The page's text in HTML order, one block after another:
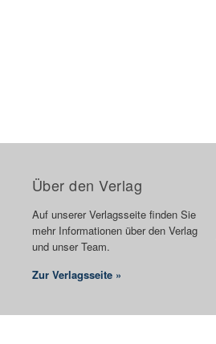
Über den Verlag
Auf unserer Verlagsseite finden Sie
mehr Informationen über den Verlag
und unser Team.
Zur Verlagsseite »